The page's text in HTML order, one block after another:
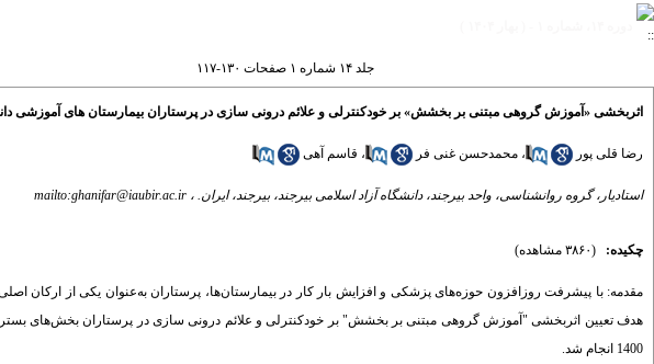
جلد ۱۴ شماره ۱ صفحات ۱۳۰-۱۱۷
اثربخشی «آموزش‌ گروهی مبتنی بر بخشش» بر خودکنترلی و علائم درونی سازی در پرستاران بیمارستان های آموزشی
رضا قلی پور ، محمدحسن غنی فر ، قاسم آهی
استادیار، گروه روانشناسی، واحد بیرجند، دانشگاه آزاد اسلامی بیرجند، بیرجند، ایران. ، mailto:ghanifar@iaubir.ac.ir
چکیده: (۳۸۶۰ مشاهده)
مقدمه: با پیشرفت روزافزون حوزه‌های پزشکی و افزایش بار کار در بیمارستان‌ها، پرستاران به‌عنوان یکی از ارکان
1400 انجام‌ شد.